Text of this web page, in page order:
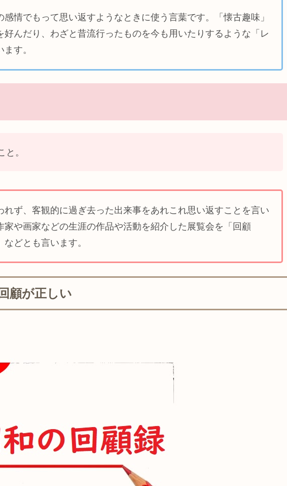
情でもって思い返すようなときに使う言葉です。「懐古趣味」
好んだり、わざと昔流行ったものを今も用いたりするような「レ
す。
。
れず、客観的に過ぎ去った出来事をあれこれ思い返すことを言い
家や画家などの生涯の作品や活動を紹介した展覧会を「回顧
どとも言います。
顧が正しい